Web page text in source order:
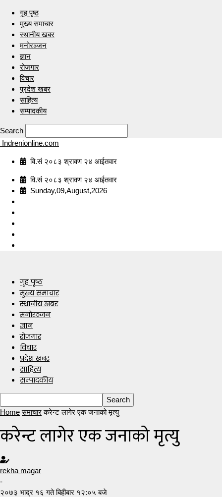
गृह पृष्ठ
मुख्य समाचार
स्थानीय खबर
मनोरञ्जन
ज्ञान
रोजगार
विचार
प्रदेश खबर
साहित्य
सम्पादकीय
Search
Indrenionline.com
वि.सं २०८३ श्रावण २४ आईतवार
वि.सं २०८३ श्रावण २४ आईतवार
Sunday,09,August,2026
गृह पृष्ठ
मुख्य समाचार
स्थानीय खबर
मनोरञ्जन
ज्ञान
रोजगार
विचार
प्रदेश खबर
साहित्य
सम्पादकीय
Home समाचार करेन्ट लागेर एक जनाको मृत्यु
करेन्ट लागेर एक जनाको मृत्यु
rekha magar
-
२०७३ भाद्र १६ गते बिहीबार १२:०५ बजे